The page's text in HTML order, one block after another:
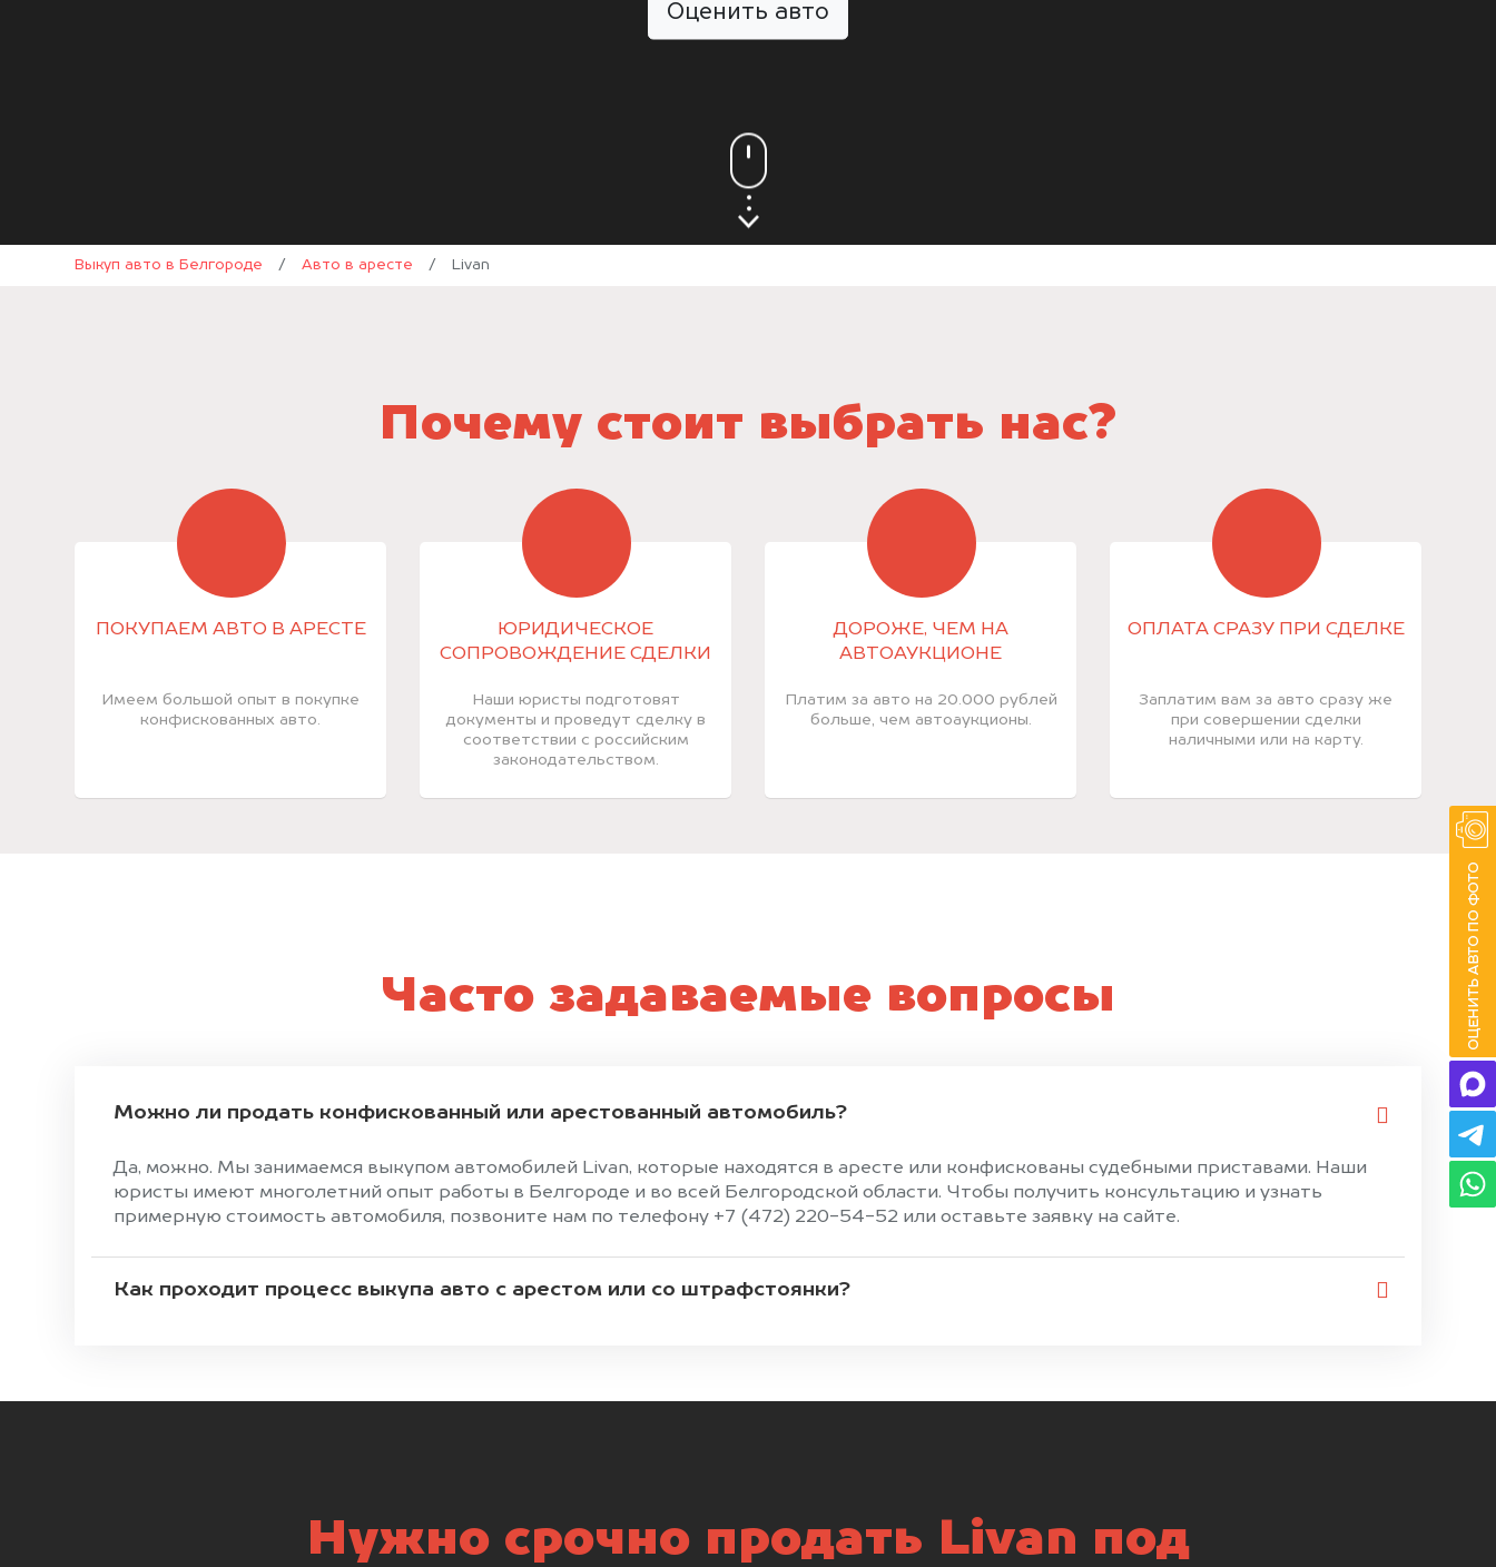
Оценить авто
Выкуп авто в Белгороде / Авто в аресте / Livan
Почему стоит выбрать нас?
ПОКУПАЕМ АВТО В АРЕСТЕ
Имеем большой опыт в покупке
конфискованных авто.
ЮРИДИЧЕСКОЕ
СОПРОВОЖДЕНИЕ СДЕЛКИ
Наши юристы подготовят
документы и проведут сделку в
соответствии с российским
законодательством.
ДОРОЖЕ, ЧЕМ НА
АВТОАУКЦИОНЕ
Платим за авто на 20.000 рублей
больше, чем автоаукционы.
ОПЛАТА СРАЗУ ПРИ СДЕЛКЕ
Заплатим вам за авто сразу же
при совершении сделки
наличными или на карту.
Часто задаваемые вопросы
Можно ли продать конфискованный или арестованный автомобиль?
Да, можно. Мы занимаемся выкупом автомобилей Livan, которые находятся в аресте или конфискованы судебными приставами. Наши
юристы имеют многолетний опыт работы в Белгороде и во всей Белгородской области. Чтобы получить консультацию и узнать
примерную стоимость автомобиля, позвоните нам по телефону +7 (472) 220-54-52 или оставьте заявку на сайте.
Как проходит процесс выкупа авто с арестом или со штрафстоянки?
Нужно срочно продать Livan под